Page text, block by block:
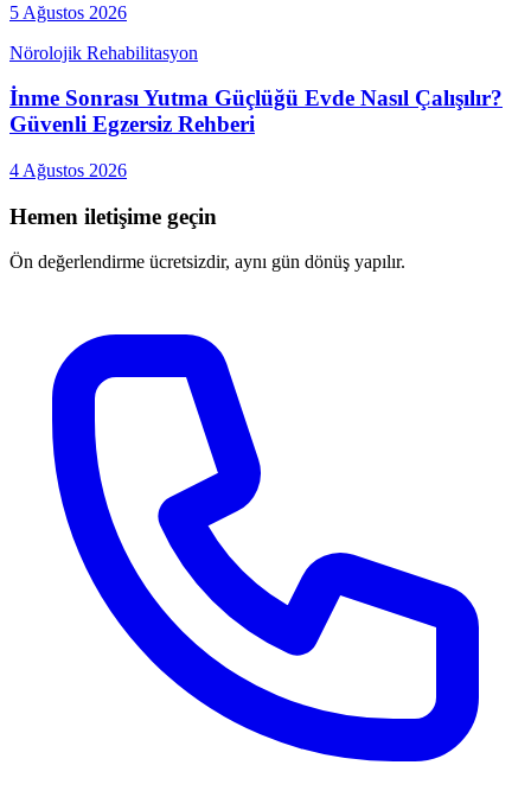
5 Ağustos 2026
Nörolojik Rehabilitasyon
İnme Sonrası Yutma Güçlüğü Evde Nasıl Çalışılır?
Güvenli Egzersiz Rehberi
4 Ağustos 2026
Hemen iletişime geçin
Ön değerlendirme ücretsizdir, aynı gün dönüş yapılır.